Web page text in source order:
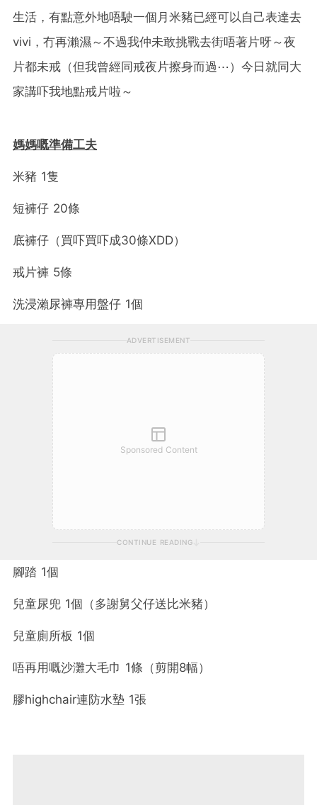
生活，有點意外地唔駛一個月米豬已經可以自己表達去
vivi，冇再瀨濕～不過我仲未敢挑戰去街唔著片呀～夜
片都未戒（但我曾經同戒夜片擦身而過⋯）今日就同大
家講吓我地點戒片啦～
媽媽嘅準備工夫
米豬 1隻
短褲仔 20條
底褲仔（買吓買吓成30條XDD）
戒片褲 5條
洗浸瀨尿褲專用盤仔 1個
ADVERTISEMENT
Sponsored Content
CONTINUE READING
腳踏 1個
兒童尿兜 1個（多謝舅父仔送比米豬）
兒童廁所板 1個
唔再用嘅沙灘大毛巾 1條（剪開8幅）
膠highchair連防水墊 1張